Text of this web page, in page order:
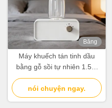
Băng
hình
Máy khuếch tán tinh dầu
bằng gỗ sồi tự nhiên 1.5W
Máy tạo mùi hương thương
mại
nói chuyện ngay.